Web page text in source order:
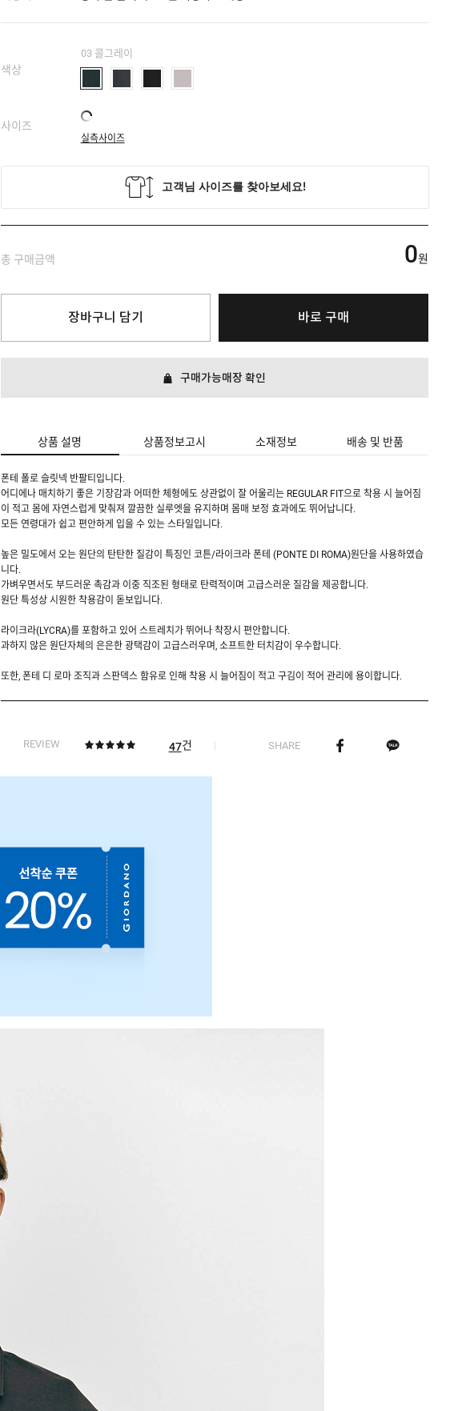
색상
03 콜그레이
사이즈
실측사이즈
총 구매금액 0원
장바구니 담기 바로 구매
구매가능매장 확인
상품 설명 상품정보고시 소재정보 배송 및 반품
폰테 폴로 슬릿넥 반팔티입니다.
어디에나 매치하기 좋은 기장감과 어떠한 체형에도 상관없이 잘 어울리는 REGULAR FIT으로 착용 시 늘어짐
이 적고 몸에 자연스럽게 맞춰져 깔끔한 실루엣을 유지하며 몸매 보정 효과에도 뛰어납니다.
모든 연령대가 쉽고 편안하게 입을 수 있는 스타일입니다.
높은 밀도에서 오는 원단의 탄탄한 질감이 특징인 코튼/라이크라 폰테 (PONTE DI ROMA)원단을 사용하였습
니다.
가벼우면서도 부드러운 촉감과 이중 직조된 형태로 탄력적이며 고급스러운 질감을 제공합니다.
원단 특성상 시원한 착용감이 돋보입니다.
라이크라(LYCRA)를 포함하고 있어 스트레치가 뛰어나 착장시 편안합니다.
과하지 않은 원단자체의 은은한 광택감이 고급스러우며, 소프트한 터치감이 우수합니다.
또한, 폰테 디 로마 조직과 스판덱스 함유로 인해 착용 시 늘어짐이 적고 구김이 적어 관리에 용이합니다.
REVIEW 47건 SHARE